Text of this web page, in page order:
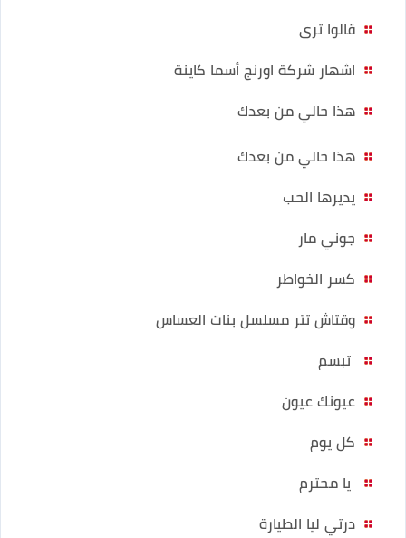
قالوا ترى
اشهار شركة اورنج أسما كاينة
هذا حالي من بعدك
هذا حالي من بعدك
يديرها الحب
جوني مار
كسر الخواطر
وقتاش تتر مسلسل بنات العساس
تبسم
عيونك عيون
كل يوم
يا محترم
درتي ليا الطيارة